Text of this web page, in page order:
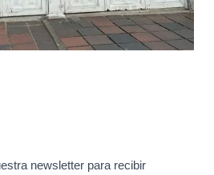
newsletter para recibir